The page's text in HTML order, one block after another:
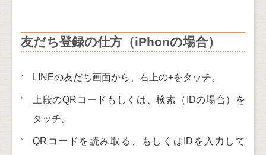
友だち登録の仕方（iPhonの場合）
LINEの友だち画面から、右上の+をタッチ。
上段のQRコードもしくは、検索（IDの場合）を
タッチ。
QRコードを読み取る、もしくはIDを入力して